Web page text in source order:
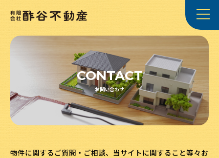
CONTACT
お問い合わせ
物件に関するご質問・ご相談、当サイトに関すること等々お